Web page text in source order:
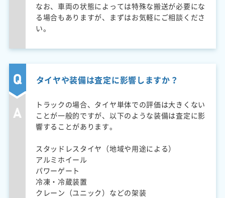
なお、車両の状態によっては特殊な搬送が必要にな
る場合もありますが、まずはお気軽にご相談くださ
い。
タイヤや装備は査定に影響しますか？
トラックの場合、タイヤ単体での評価は大きくない
ことが一般的ですが、以下のような装備は査定に影
響することがあります。
スタッドレスタイヤ（地域や用途による）
アルミホイール
パワーゲート
冷凍・冷蔵装置
クレーン（ユニック）などの架装